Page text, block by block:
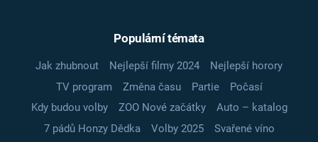
Populární témata
Jak zhubnout Nejlepší filmy 2024
Nejlepší horory
TV program
Změna času Partie
Počasí
Kdy budou volby
ZOO Nové začátky
Auto – katalog
7 pádů Honzy Dědka
Volby 2025
Svařené víno